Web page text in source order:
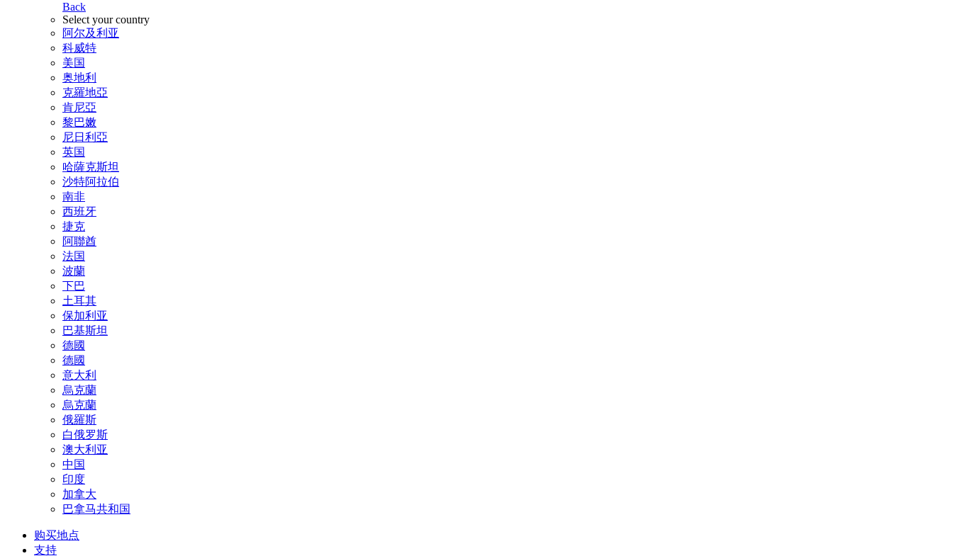
Back
Select your country
阿尔及利亚
科威特
美国
奥地利
克羅地亞
肯尼亞
黎巴嫩
尼日利亞
英国
哈薩克斯坦
沙特阿拉伯
南非
西班牙
捷克
阿聯酋
法国
波蘭
下巴
土耳其
保加利亚
巴基斯坦
德國
德國
意大利
烏克蘭
烏克蘭
俄羅斯
白俄罗斯
澳大利亚
中国
印度
加拿大
巴拿马共和国
购买地点
支持